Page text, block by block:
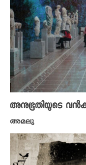
അനുഭൂതിയുടെ
അമലു